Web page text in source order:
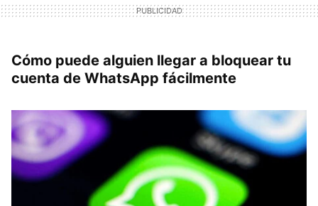
Cómo puede alguien llegar a bloquear tu
cuenta de WhatsApp fácilmente